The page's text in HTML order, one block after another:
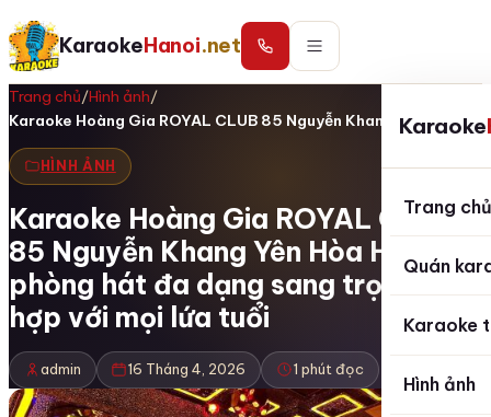
KaraokeHanoi.net
Karaoke
Trang chủ
Quán
Karaoke
Hình ảnh
Trang chủ/Hình ảnh/
Karaoke Hoàng Gia ROYAL CLUB 85 Nguyễn Khang Yên…
HÌNH ẢNH
Karaoke Hoàng Gia ROYAL CLUB
85 Nguyễn Khang Yên Hòa Hà Nội
phòng hát đa dạng sang trọng phù
hợp với mọi lứa tuổi
admin 16 Tháng 4, 2026 1 phút đọc